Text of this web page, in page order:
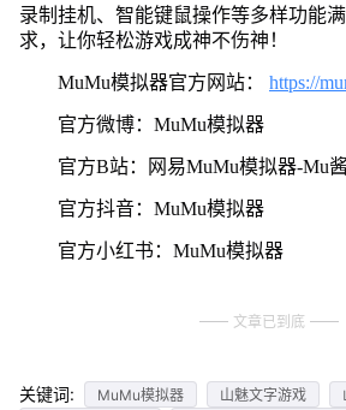
录制挂机、智能键鼠操作等多样功能
求，让你轻松游戏成神不伤神！
MuMu模拟器官方网站： https://
官方微博：MuMu模拟器
官方B站：网易MuMu模拟器-Mu酱
官方抖音：MuMu模拟器
官方小红书：MuMu模拟器
文章已到底
关键词: MuMu模拟器 山魅文字游戏